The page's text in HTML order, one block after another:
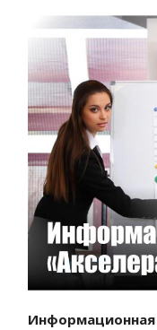
Информационная